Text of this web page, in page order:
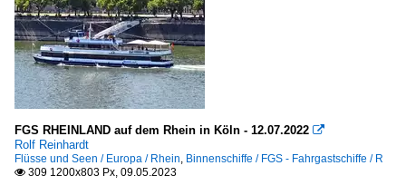
FGS RHEINLAND auf dem Rhein in Köln - 12.07.2022 
Rolf Reinhardt
Flüsse und Seen / Europa / Rhein Binnenschiffe / FGS - Fahrgastschiffe / R
 309 1200x803 Px, 09.05.2023